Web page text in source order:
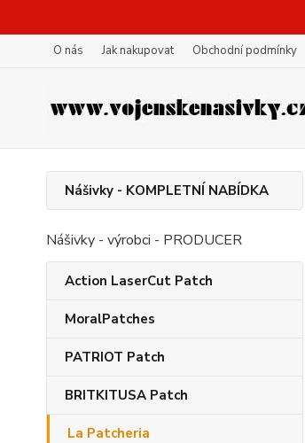
O nás Jak nakupovat Obchodní podmínky
Nášivky - KOMPLETNÍ NABÍDKA
Nášivky - výrobci - PRODUCER
Action LaserCut Patch
MoralPatches
PATRIOT Patch
BRITKITUSA Patch
La Patcheria